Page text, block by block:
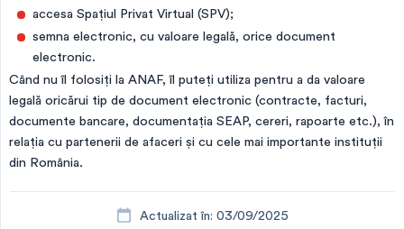
accesa Spaţiul Privat Virtual (SPV);
semna electronic, cu valoare legală, orice document
electronic.
Când nu îl folosiți la ANAF, îl puteți utiliza pentru a da valoare
legală oricărui tip de document electronic (contracte, facturi,
documente bancare, documentația SEAP, cereri, rapoarte etc.), în
relația cu partenerii de afaceri și cu cele mai importante instituții
din România.
Actualizat în: 03/09/2025